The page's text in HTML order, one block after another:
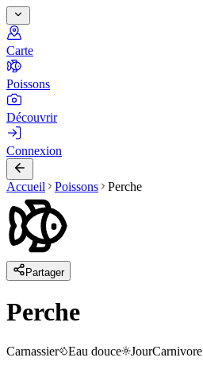
Carte
Poissons
Découvrir
Connexion
Accueil Poissons Perche
Partager
Perche
Carnassier Eau douce JourCarnivore